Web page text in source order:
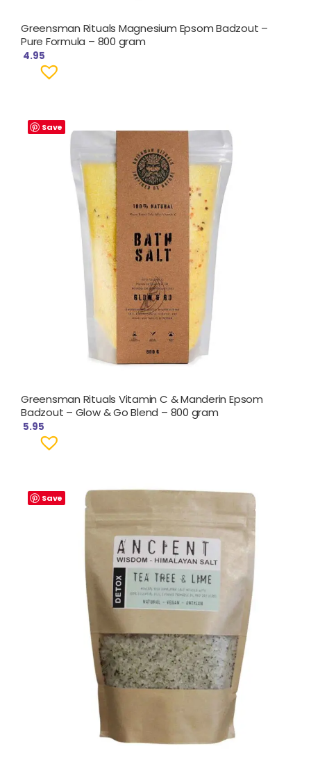
Greensman Rituals Magnesium Epsom Badzout –
Pure Formula – 800 gram
4.95
Save
Greensman Rituals Vitamin C & Manderin Epsom
Badzout – Glow & Go Blend – 800 gram
5.95
Save